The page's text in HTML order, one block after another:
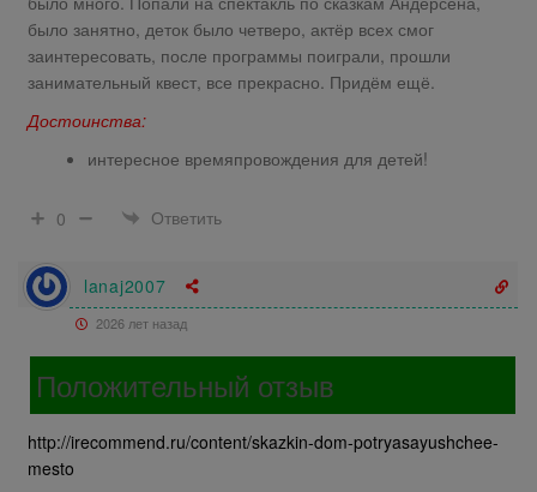
было занятно, деток было четверо, актёр всех смог
заинтересовать, после программы поиграли, прошли
занимательный квест, все прекрасно. Придём ещё.
Достоинства:
интересное времяпровождения для детей!
0 Ответить
lanaj2007
2026 лет назад
Положительный отзыв
http://irecommend.ru/content/skazkin-dom-potryasayushchee-
mesto